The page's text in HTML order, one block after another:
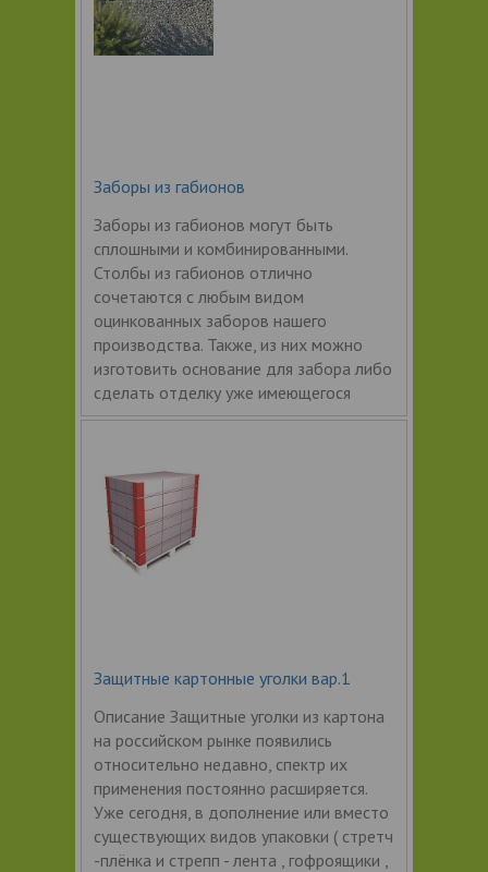
Заборы из габионов
Заборы из габионов могут быть
сплошными и комбинированными.
Столбы из габионов отлично
сочетаются с любым видом
оцинкованных заборов нашего
производства. Также, из них можно
изготовить основание для забора либо
сделать отделку уже имеющегося
Защитные картонные уголки вар.1
Описание Защитные уголки из картона
на российском рынке появились
относительно недавно, спектр их
применения постоянно расширяется.
Уже сегодня, в дополнение или вместо
существующих видов упаковки ( стретч
-плёнка и стрепп - лента , гофроящики ,